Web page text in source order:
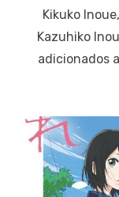
Kikuko
Kazuhiko
adicionados